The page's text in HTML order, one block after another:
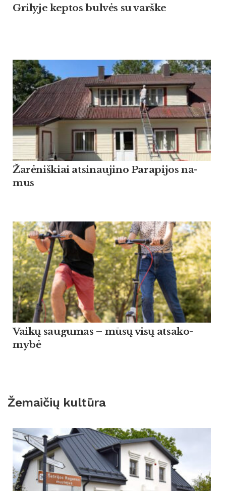
Grilyje keptos bulvės su varške
Žarė­niš­kiai at­si­nau­ji­no Pa­ra­pi­jos na­
mus
Vaikų sau­gu­mas – mūsų visų at­sa­ko­
mybė
Žemaičių kultūra